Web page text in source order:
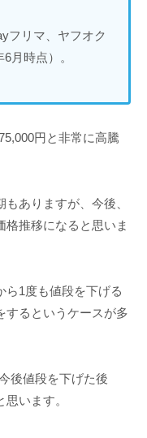
フリマ、ヤフオク
月時点）。
円と非常に高騰
ありますが、今後、
推移になると思いま
ら1度も値段を下げる
するというケースが多
後値段を下げた後
います。